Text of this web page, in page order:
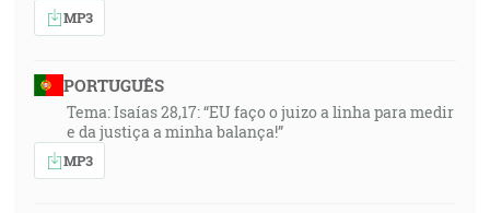
MP3
PORTUGUÊS
Tema: Isaías 28,17: “EU faço o juizo a linha para medir
e da justiça a minha balança!”
MP3